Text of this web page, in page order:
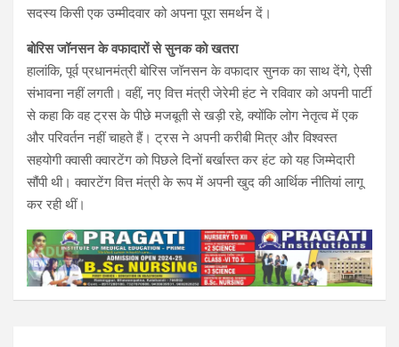
सदस्य किसी एक उम्मीदवार को अपना पूरा समर्थन दें।
बोरिस जॉनसन के वफादारों से सुनक को खतरा
हालांकि, पूर्व प्रधानमंत्री बोरिस जॉनसन के वफादार सुनक का साथ देंगे, ऐसी
संभावना नहीं लगती। वहीं, नए वित्त मंत्री जेरेमी हंट ने रविवार को अपनी पार्टी
से कहा कि वह ट्रस के पीछे मजबूती से खड़ी रहे, क्योंकि लोग नेतृत्व में एक
और परिवर्तन नहीं चाहते हैं। ट्रस ने अपनी करीबी मित्र और विश्वस्त
सहयोगी क्वासी क्वारटेंग को पिछले दिनों बर्खास्त कर हंट को यह जिम्मेदारी
सौंपी थी। क्वारटेंग वित्त मंत्री के रूप में अपनी खुद की आर्थिक नीतियां लागू
कर रही थीं।